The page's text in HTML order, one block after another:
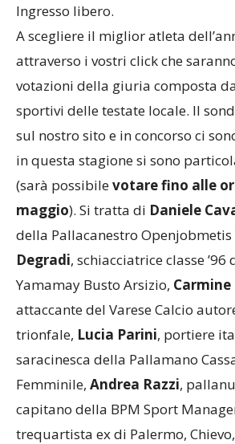
Ingresso libero.
A scegliere il miglior atleta
attraverso i vostri click che
votazioni della giuria composta
sportivi delle testate locale. Il
sul nostro sito e in concorso ci
in questa stagione si sono
(sarà possibilevotare fino alle
maggio). Si tratta di Daniele
della Pallacanestro Openjobmetis
Degradi, schiacciatrice classe ’96
Yamamay Busto Arsizio,
attaccante del Varese Calcio
trionfale, Lucia Parini, portiere
saracinesca della Pallamano
Femminile, Andrea Razzi,
capitano della BPM Sport
trequartista ex di Palermo,